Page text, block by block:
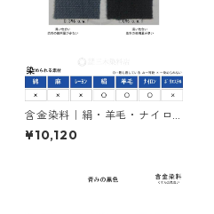
含金染料｜絹・羊毛・ナイロ
ンを染める｜500g｜ラナセッ
トグレーG（緑みの灰色）
¥10,120